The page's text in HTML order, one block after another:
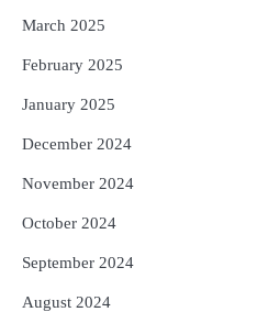
March 2025
February 2025
January 2025
December 2024
November 2024
October 2024
September 2024
August 2024